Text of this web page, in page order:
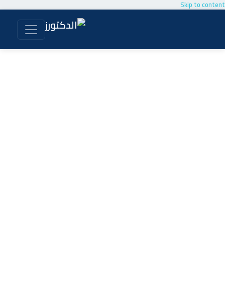
Skip to content